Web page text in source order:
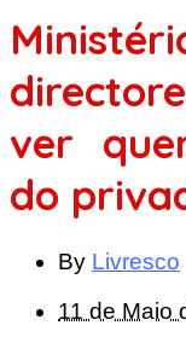
ver
do
By Livresco
11 de Maio